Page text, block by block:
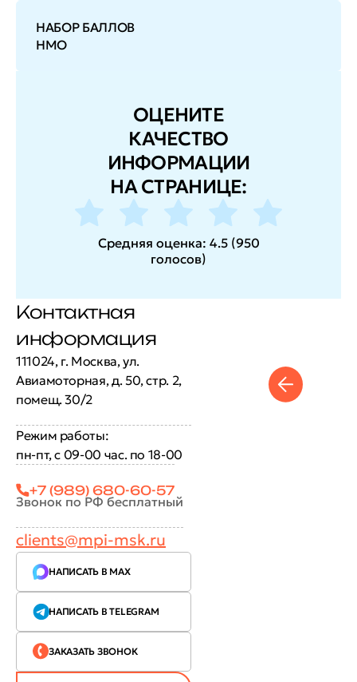
НАБОР БАЛЛОВ
НМО
ОЦЕНИТЕ
КАЧЕСТВО
ИНФОРМАЦИИ
НА СТРАНИЦЕ:
Средняя оценка: 4.5(950
голосов)
Контактная
информация
111024, г. Москва, ул.
Авиамоторная, д. 50, стр. 2,
помещ. 30/2
Режим работы:
пн-пт, с 09-00 час. по 18-00
+7 (989) 680-60-57
Звонок по РФ бесплатный
clients@mpi-msk.ru
НАПИСАТЬ В MAX
НАПИСАТЬ В TELEGRAM
ЗАКАЗАТЬ ЗВОНОК